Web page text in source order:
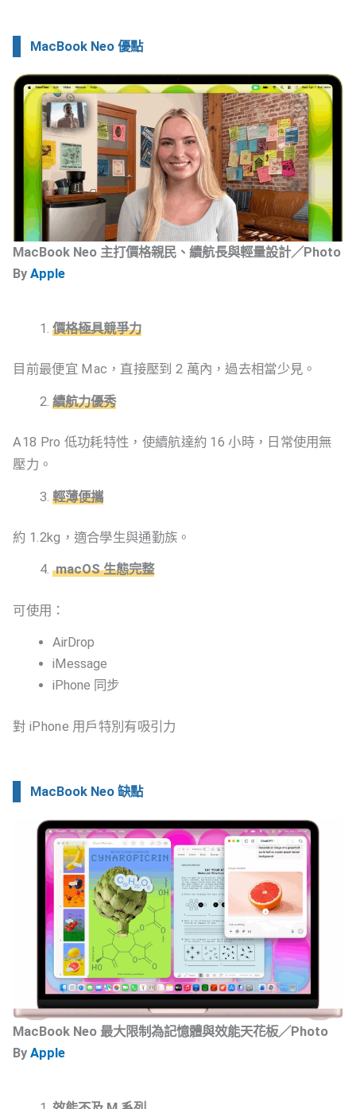
MacBook Neo 優點
MacBook Neo 主打價格親民、續航長與輕量設計／Photo
ByApple
價格極具競爭力
目前最便宜 Mac，直接壓到 2 萬內，過去相當少見。
續航力優秀
A18 Pro 低功耗特性，使續航達約 16 小時，日常使用無
壓力。
輕薄便攜
約 1.2kg，適合學生與通勤族。
macOS 生態完整
可使用：
AirDrop
iMessage
iPhone 同步
對 iPhone 用戶特別有吸引力
MacBook Neo 缺點
MacBook Neo 最大限制為記憶體與效能天花板／Photo
ByApple